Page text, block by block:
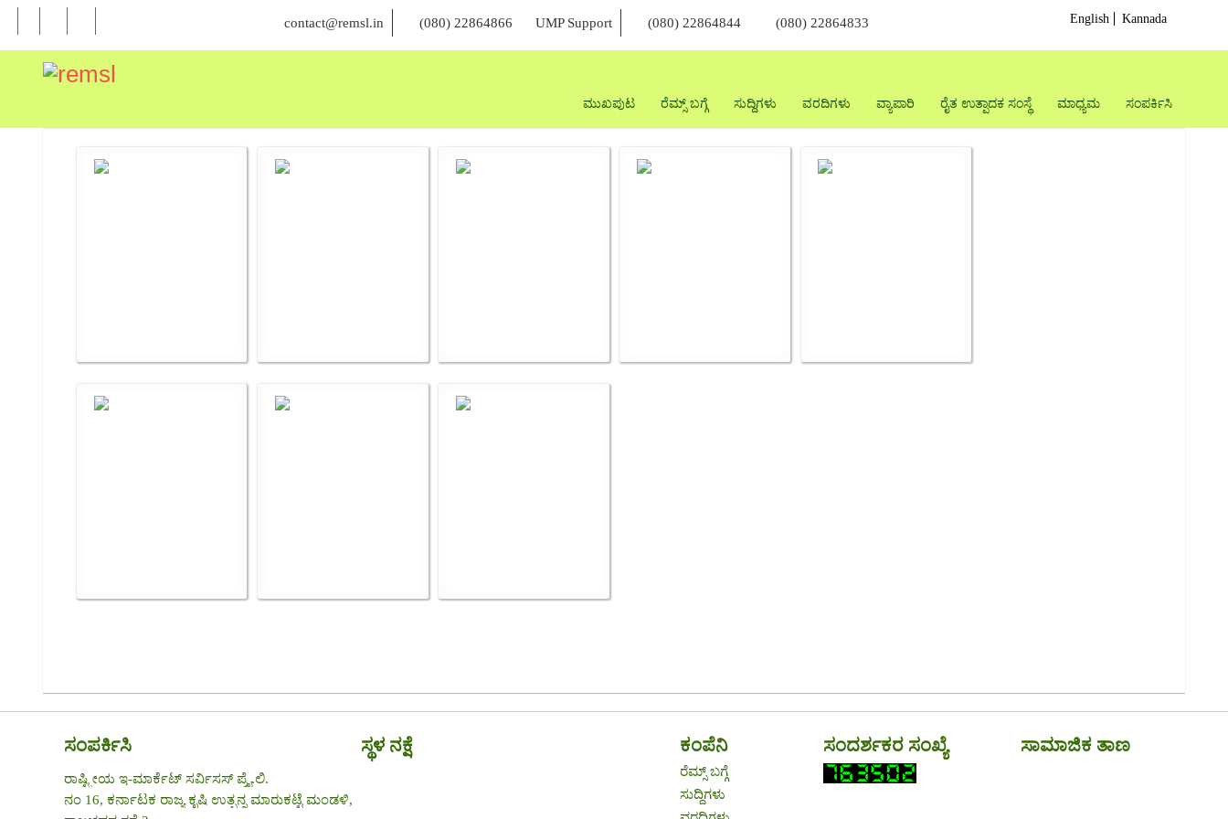
contact@remsl.in (080) 22864866 UMP Support (080) 22864844 (080) 22864833 English Kannada
ಮುಖಪುಟ ರೆಮ್ಸ್ ಬಗ್ಗೆ ಸುದ್ದಿಗಳು ವರದಿಗಳು ವ್ಯಾಪಾರಿ ರೈತ ಉತ್ಪಾದಕ ಸಂಸ್ಥೆ ಮಾಧ್ಯಮ ಸಂಪರ್ಕಿಸಿ
ಸಂಪರ್ಕಿಸಿ
ರಾಷ್ಟ್ರೀಯ ಇ-ಮಾರ್ಕೆಟ್ ಸರ್ವಿಸಸ್ ಪ್ರೈ.ಲಿ.
ನಂ 16, ಕರ್ನಾಟಕ ರಾಜ್ಯ ಕೃಷಿ ಉತ್ಪನ್ನ ಮಾರುಕಟ್ಟೆ ಮಂಡಳಿ,
ಸ್ಥಳ ನಕ್ಷೆ ಕಂಪೆನಿ
ರೆಮ್ಸ್ ಬಗ್ಗೆ
ಸುದ್ದಿಗಳು
ಸಂದರ್ಶಕರ ಸಂಖ್ಯೆ ಸಾಮಾಜಿಕ ತಾಣ